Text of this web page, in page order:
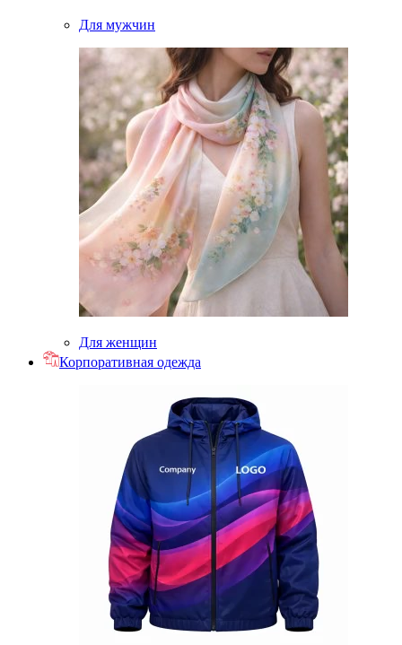
Для мужчин
Для женщин
Корпоративная одежда